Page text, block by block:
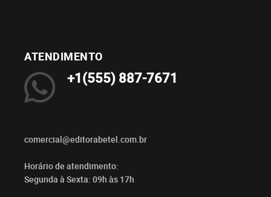
ATENDIMENTO
+1(555) 887-7671
comercial@editorabetel.com.br
Horário de atendimento:
Segunda à Sexta: 09h às 17h